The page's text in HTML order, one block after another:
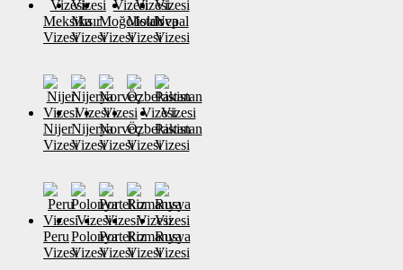
Meksika
Vizesi
Mısır
Vizesi
Moğolistan
Vizesi
Moldova
Vizesi
Nepal
Vizesi
Nijer
Vizesi
Nijerya
Vizesi
Norveç
Vizesi
Özbekistan
Vizesi
Pakistan
Vizesi
Peru
Vizesi
Polonya
Vizesi
Portekiz
Vizesi
Romanya
Vizesi
Rusya
Vizesi